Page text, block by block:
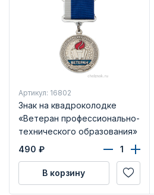
Артикул: 16802
Знак на квадроколодке
«Ветеран профессионально-
технического образования»
с бланком удостоверения
490 ₽
В корзину